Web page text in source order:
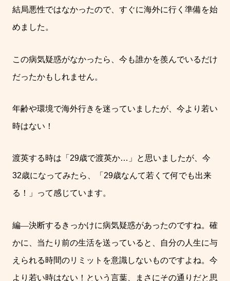
結局悪性ではなかったので、すぐに海外に行く準備を始
めました。
この病気疑惑がなかったら、今も誰かを羨んでいるだけ
だったかもしれません。
年齢や環境で海外行きを迷っていましたが、今より若い
時はない！
渡英する時は「 29歳で渡英か… 」と思いましたが、今
32歳になってみたら、「 29歳なんて若くて何でも出来
る！」って感じています。
編―決断するきっかけに病気疑惑があったのですね。確
かに、当たり前の生活を送っていると、自分の人生に与
えられる時間のリミットを意識しないものですよね。今
より若い時はない！という言葉、まさにその通りだと思